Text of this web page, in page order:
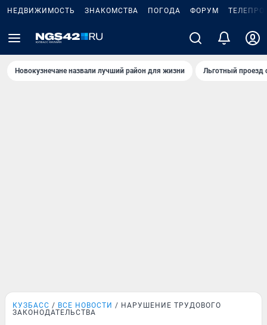
НЕДВИЖИМОСТЬ ЗНАКОМСТВА ПОГОДА ФОРУМ
Новокузнечане назвали лучший район для жизни Льготный проезд
КУЗБАСС ВСЕ НОВОСТИ
НАРУШЕНИЕ ТРУДОВОГО
ЗАКОНОДАТЕЛЬСТВА